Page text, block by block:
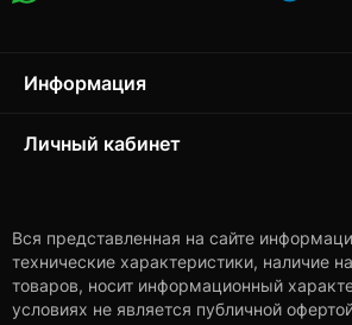
Информация
Личный кабинет
Вся представленная на сайте
технические характеристики, наличие
товаров, носит информационный
условиях не является публичной